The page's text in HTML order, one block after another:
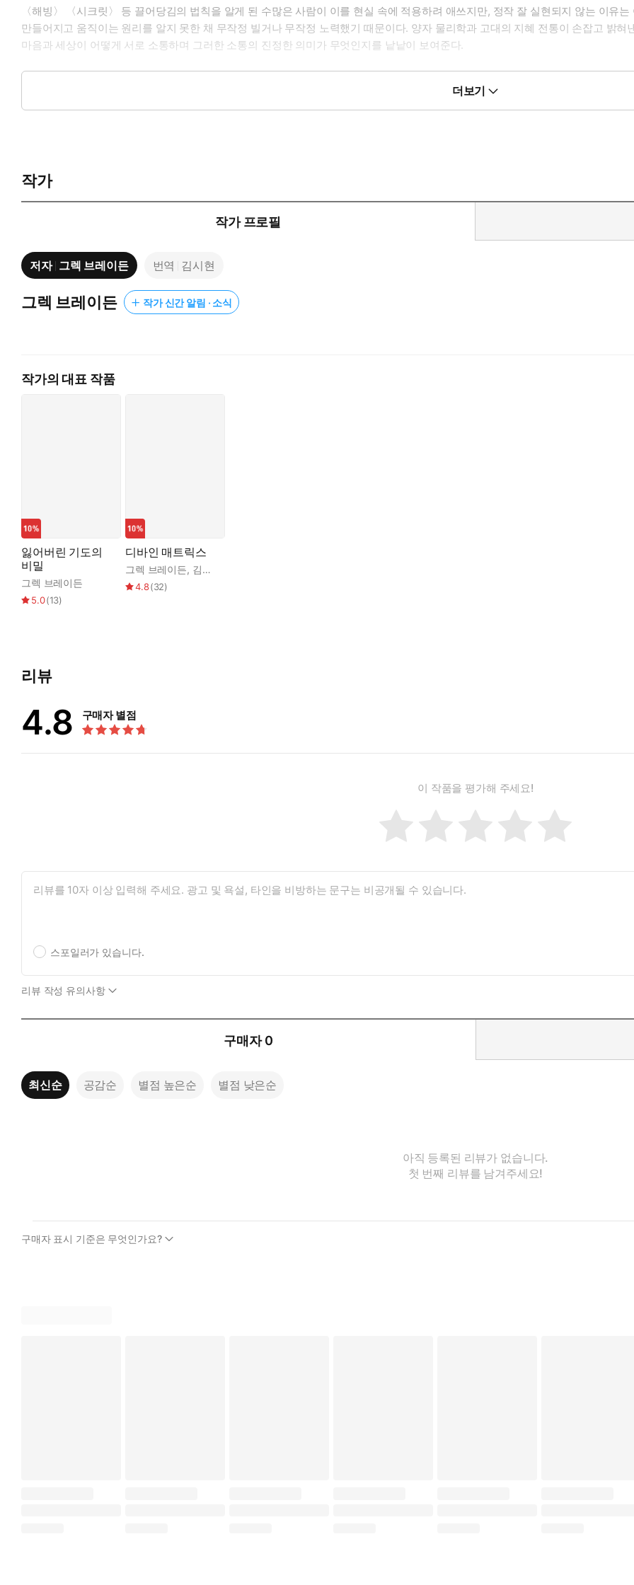
〈해빙〉 〈시크릿〉 등 끌어당김의 법칙을 알게 된 수많은 사람이 이를 현실 속에 적용하려 애쓰지만, 정작 잘 실현되지 않는 이유
만들어지고 움직이는 원리를 알지 못한 채 무작정 빌거나 무작정 노력했기 때문이다. 양자 물리학과 고대의 지혜 전통이 손잡고 밝혀
마음과 세상이 어떻게 서로 소통하며 그러한 소통의 진정한 의미가 무엇인지를 낱낱이 보여준다.
진 원리와 구체적인 법칙들, 영적인 시야를 아름답게 넓히는 동서양 지혜의 말씀들, 그리고 저자가 전 세계를 발로 뛰며 만난 비범한
14년간 전 세계 26개국 이상 주요 언어로 번역되면서, 끌어당김의 법칙과 양자 물리학의 숨은 의미를 언급하는 수많은 책에 근거와
더보기
작가
작가 프로필
저자 그렉 브레이든 번역 김시현
그렉 브레이든 작가 신간 알림 · 소식
작가의 대표 작품
잃어버린 기도의
비밀
그렉 브레이든
5.0(13)
디바인 매트릭스
그렉 브레이든, 김시현
4.8(32)
리뷰
4.8 구매자 별점
이 작품을 평가해 주세요!
스포일러가 있습니다.
리뷰 작성 유의사항
구매자 0
최신순 공감순 별점 높은순 별점 낮은순
아직 등록된 리뷰가 없습니다.
첫 번째 리뷰를 남겨주세요!
구매자 표시 기준은 무엇인가요?